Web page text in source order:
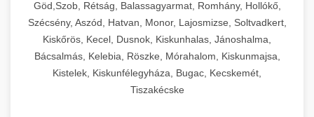
Göd,Szob, Rétság, Balassagyarmat, Romhány, Hollókő,
Szécsény, Aszód, Hatvan, Monor, Lajosmizse, Soltvadkert,
Kiskőrös, Kecel, Dusnok, Kiskunhalas, Jánoshalma,
Bácsalmás, Kelebia, Röszke, Mórahalom, Kiskunmajsa,
Kistelek, Kiskunfélegyháza, Bugac, Kecskemét,
Tiszakécske